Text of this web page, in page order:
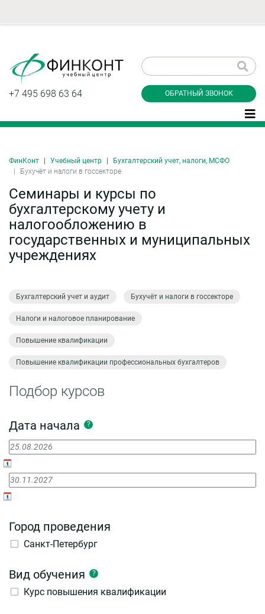
+7 495 698 63 64 ОБРАТНЫЙ ЗВОНОК
ФинКонт Учебный центр
Бухгалтерский учет, налоги, МСФО
Бухучёт и налоги в госсекторе
Семинары и курсы по
бухгалтерскому учету и
налогообложению в
государственных и муниципальных
учреждениях
Бухгалтерский учет и аудит Бухучёт и налоги в госсекторе
Налоги и налоговое планирование
Повышение квалификации
Повышение квалификации профессиональных бухгалтеров
Подбор курсов
Дата начала ?
Город проведения
Санкт-Петербург
Вид обучения ?
Курс повышения квалификации
звонок
Даю согласие на обработку персональных
данные и соглашаюсь с
конфиденциальности
Заказать